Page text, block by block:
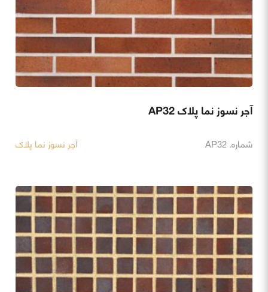
آجر نسوز نما پلاک AP32
شماره. AP32 آجر نسوز نما پلاک